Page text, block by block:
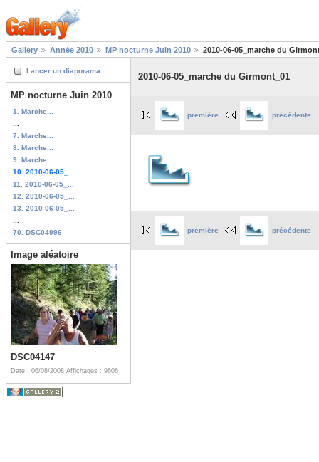
Gallery Année 2010 MP nocturne Juin 2010 2010-06-05_marche du
Lancer un diaporama
MP nocturne Juin 2010
1. Marche...
7. Marche...
8. Marche...
9. Marche...
10. 2010-06-05_...
11. 2010-06-05_...
12. 2010-06-05_...
13. 2010-06-05_...
70. DSC04996
Image aléatoire
DSC04147
Date : 06/08/2008 Affichages : 9606
2010-06-05_marche du Girmont_01
première précédente
première précédente